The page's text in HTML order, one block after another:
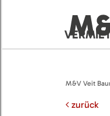
M&V Veit
zurück